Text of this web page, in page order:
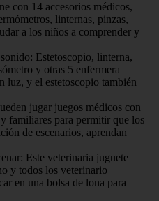
con 14 accesorios médicos,
linternas, pinzas,
a los niños a comprender y
Estetoscopio, linterna,
y otras 5 enfermera
luz, y el estetoscopio también
jugar juegos médicos con
familiares para permitir que los
de escenarios, aprendan
Este veterinaria juguete
y todos los veterinario
en una bolsa de lona para